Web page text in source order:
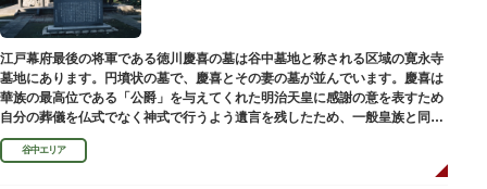
何度も焼失と再建を繰り返し、現在の雷門は1960年に松下電器産業（現パナ
ソニック）の松下幸之助氏の寄進により再建されたものです。
江戸幕府最後の将軍である徳川慶喜の墓は谷中墓地と称される区域の寛永寺
墓地にあります。円墳状の墓で、慶喜とその妻の墓が並んでいます。慶喜は
華族の最高位である「公爵」を与えてくれた明治天皇に感謝の意を表すため
自分の葬儀を仏式でなく神式で行うよう遺言を残したため、一般皇族と同じ
ような円墳が建てられました。
谷中エリア